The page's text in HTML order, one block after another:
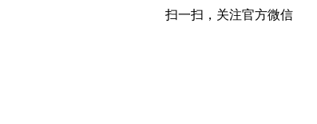
扫一扫，关注官方微信